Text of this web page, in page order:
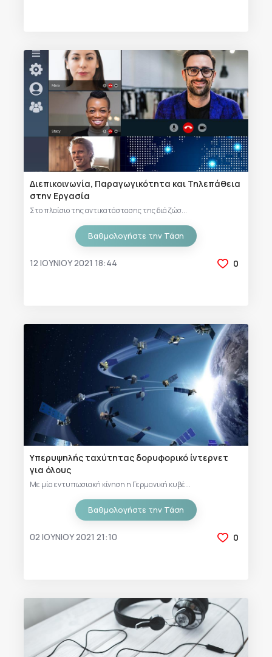
Διεπικοινωνία, Παραγωγικότητα και Τηλεπάθεια
στην Εργασία
Στο πλαίσιο της αντικατάστασης της διά ζώσ...
Βαθμολογήστε την Τάση
12 ΙΟΥΝΊΟΥ 2021 18:44 0
Υπερυψηλής ταχύτητας δορυφορικό ίντερνετ
για όλους
Με μία εντυπωσιακή κίνηση η Γερμανική κυβέ...
Βαθμολογήστε την Τάση
02 ΙΟΥΝΊΟΥ 2021 21:10 0